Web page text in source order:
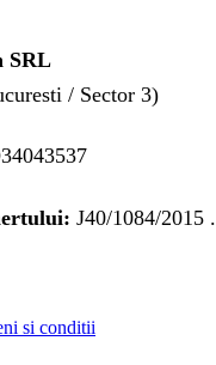
SRL
/ Sector 3)
J40/1084/2015 .
si conditii